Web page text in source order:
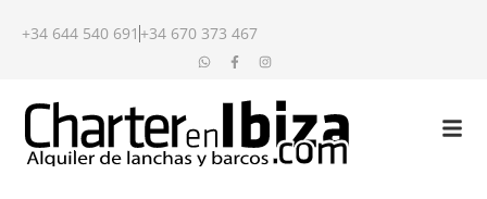
+34 644 540 691 +34 670 373 467